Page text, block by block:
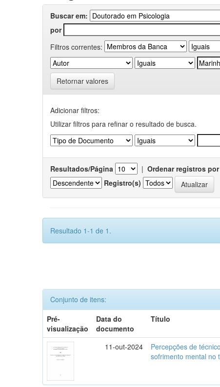
Buscar em:
por
Filtros correntes:
Retornar valores
Adicionar filtros:
Utilizar filtros para refinar o resultado de busca.
Resultados/Página | Ordenar registros por
Registro(s)
Resultado 1-1 de 1.
Conjunto de itens:
Pré-
visualização
Data do
documento
Título
11-out-2024
Percepções de
sofrimento mental no